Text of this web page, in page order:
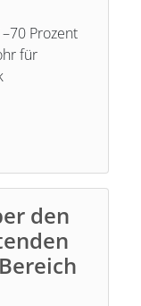
Prozent
für
den